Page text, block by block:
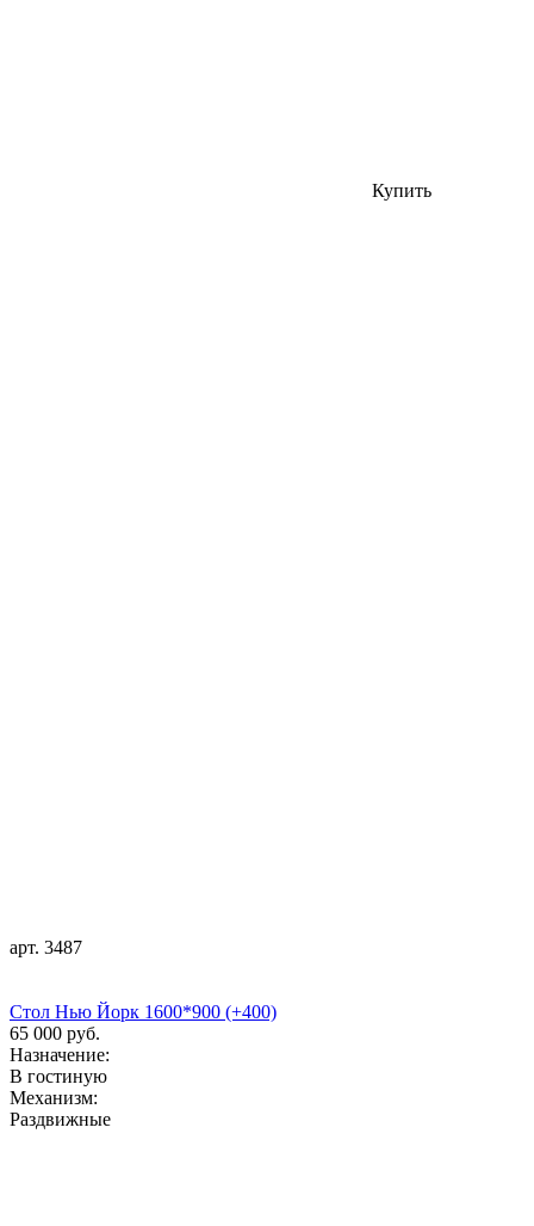
Купить
арт. 3487
Стол Нью Йорк 1600*900 (+400)
65 000 руб.
Назначение:
В гостиную
Механизм:
Раздвижные